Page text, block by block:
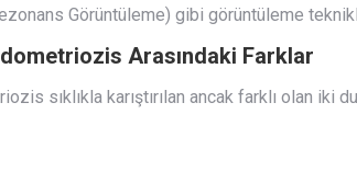
Görüntüleme) gibi görüntüleme
Arasındaki Farklar
sıklıkla karıştırılan ancak farklı olan iki